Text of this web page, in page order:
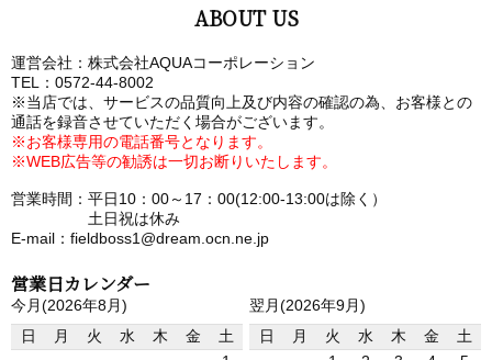
ABOUT US
運営会社：株式会社AQUAコーポレーション
TEL：0572-44-8002
※当店では、サービスの品質向上及び内容の確認の為、お客様との
通話を録音させていただく場合がございます。
※お客様専用の電話番号となります。
※WEB広告等の勧誘は一切お断りいたします。
営業時間：平日10：00～17：00(12:00-13:00は除く）
土日祝は休み
E-mail：fieldboss1@dream.ocn.ne.jp
営業日カレンダー
今月(2026年8月)
日
月 火 水 木 金
土
翌月(2026年9月)
日
月 火 水 木 金
土